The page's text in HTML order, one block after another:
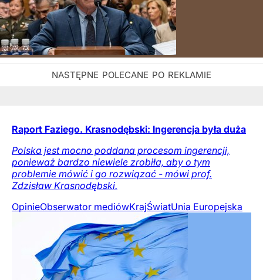
Raport Faziego. Krasnodębski: Ingerencja była duża
Polska jest mocno poddana procesom ingerencji,
ponieważ bardzo niewiele zrobiła, aby o tym
problemie mówić i go rozwiązać - mówi prof.
Zdzisław Krasnodębski.
OpinieObserwator mediówKrajŚwiatUnia Europejska